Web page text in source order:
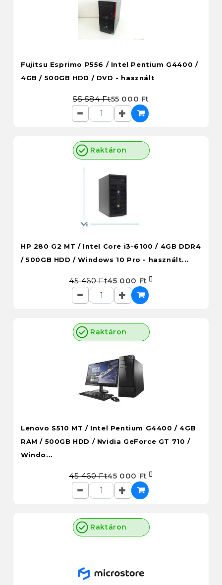
Fujitsu Esprimo P556 / Intel Pentium G4400 /
4GB / 500GB HDD / DVD - használt
55 584 Ft55 000 Ft
Raktáron
HP 280 G2 MT / Intel Core i3-6100 / 4GB DDR4
/ 500GB HDD / Windows 10 Pro - használt...
45 460 Ft45 000 Ft
Raktáron
Lenovo S510 MT / Intel Pentium G4400 / 4GB
RAM / 500GB HDD / Nvidia GeForce GT 710 /
Windo...
45 460 Ft45 000 Ft
Raktáron